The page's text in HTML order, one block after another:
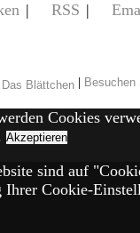
| RSS |
|
Cookies
Akzeptieren
sind auf
Ihrer Cookie-